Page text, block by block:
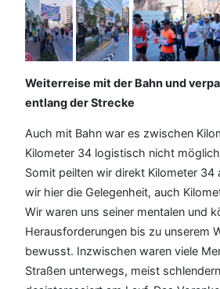
Weiterreise mit der Bahn und
entlang der Strecke
Auch mit Bahn war es zwischen
Kilometer 34 logistisch nicht
Somit peilten wir direkt Kilometer 34
wir hier die Gelegenheit, auch
Wir waren uns seiner mentalen und
Herausforderungen bis zu unserem
bewusst. Inzwischen waren viele
Straßen unterwegs, meist